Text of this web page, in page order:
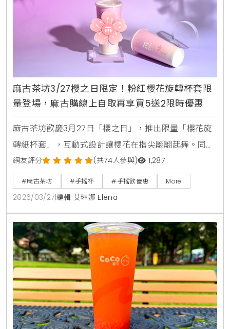
麻古茶坊3/27櫻之日限定！粉紅櫻花旋轉杯套限
量登場，麻古購線上自取再享買5送2限時優惠
麻古茶坊歡慶3月27日「櫻之日」，推出限量「櫻花旋
轉紙杯套」，互動式設計讓櫻花在指尖翩翩起舞。同步
祭出三月限時優惠，透過「麻古購」自取可享買5送1、
買10送2，滿額再贈20元優惠券，愛好粉紅氛圍與手搖
飲的消費者千萬別錯過。
網友評分 (共74人參與) 1,287
#麻古茶坊 #手搖杯 #手搖飲優惠 More
2026/03/27 編輯 艾琳娜 Elena